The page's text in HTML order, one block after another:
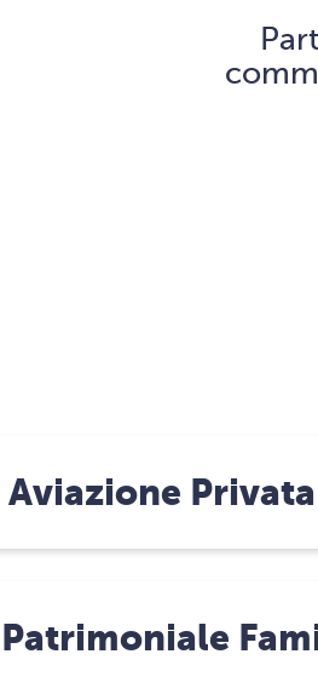
Aviazione Privata